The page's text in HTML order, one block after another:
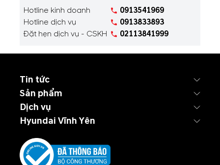
Hotline kinh doanh
Hotline dịch vụ
Đặt hẹn dịch vụ - CSKH
0913541969
0913833893
02113841999
Tin tức
Sản phẩm
Dịch vụ
Hyundai Vĩnh Yên